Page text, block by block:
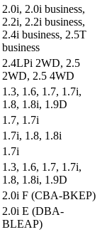
2.0i, 2.0i business,
2.2i, 2.2i business,
2.4i business, 2.5T
business
2.4LPi 2WD, 2.5
2WD, 2.5 4WD
1.3, 1.6, 1.7, 1.7i,
1.8, 1.8i, 1.9D
1.7, 1.7i
1.7i, 1.8, 1.8i
1.7i
1.3, 1.6, 1.7, 1.7i,
1.8, 1.8i, 1.9D
2.0i F (CBA-BKEP)
2.0i E (DBA-
BLEAP)